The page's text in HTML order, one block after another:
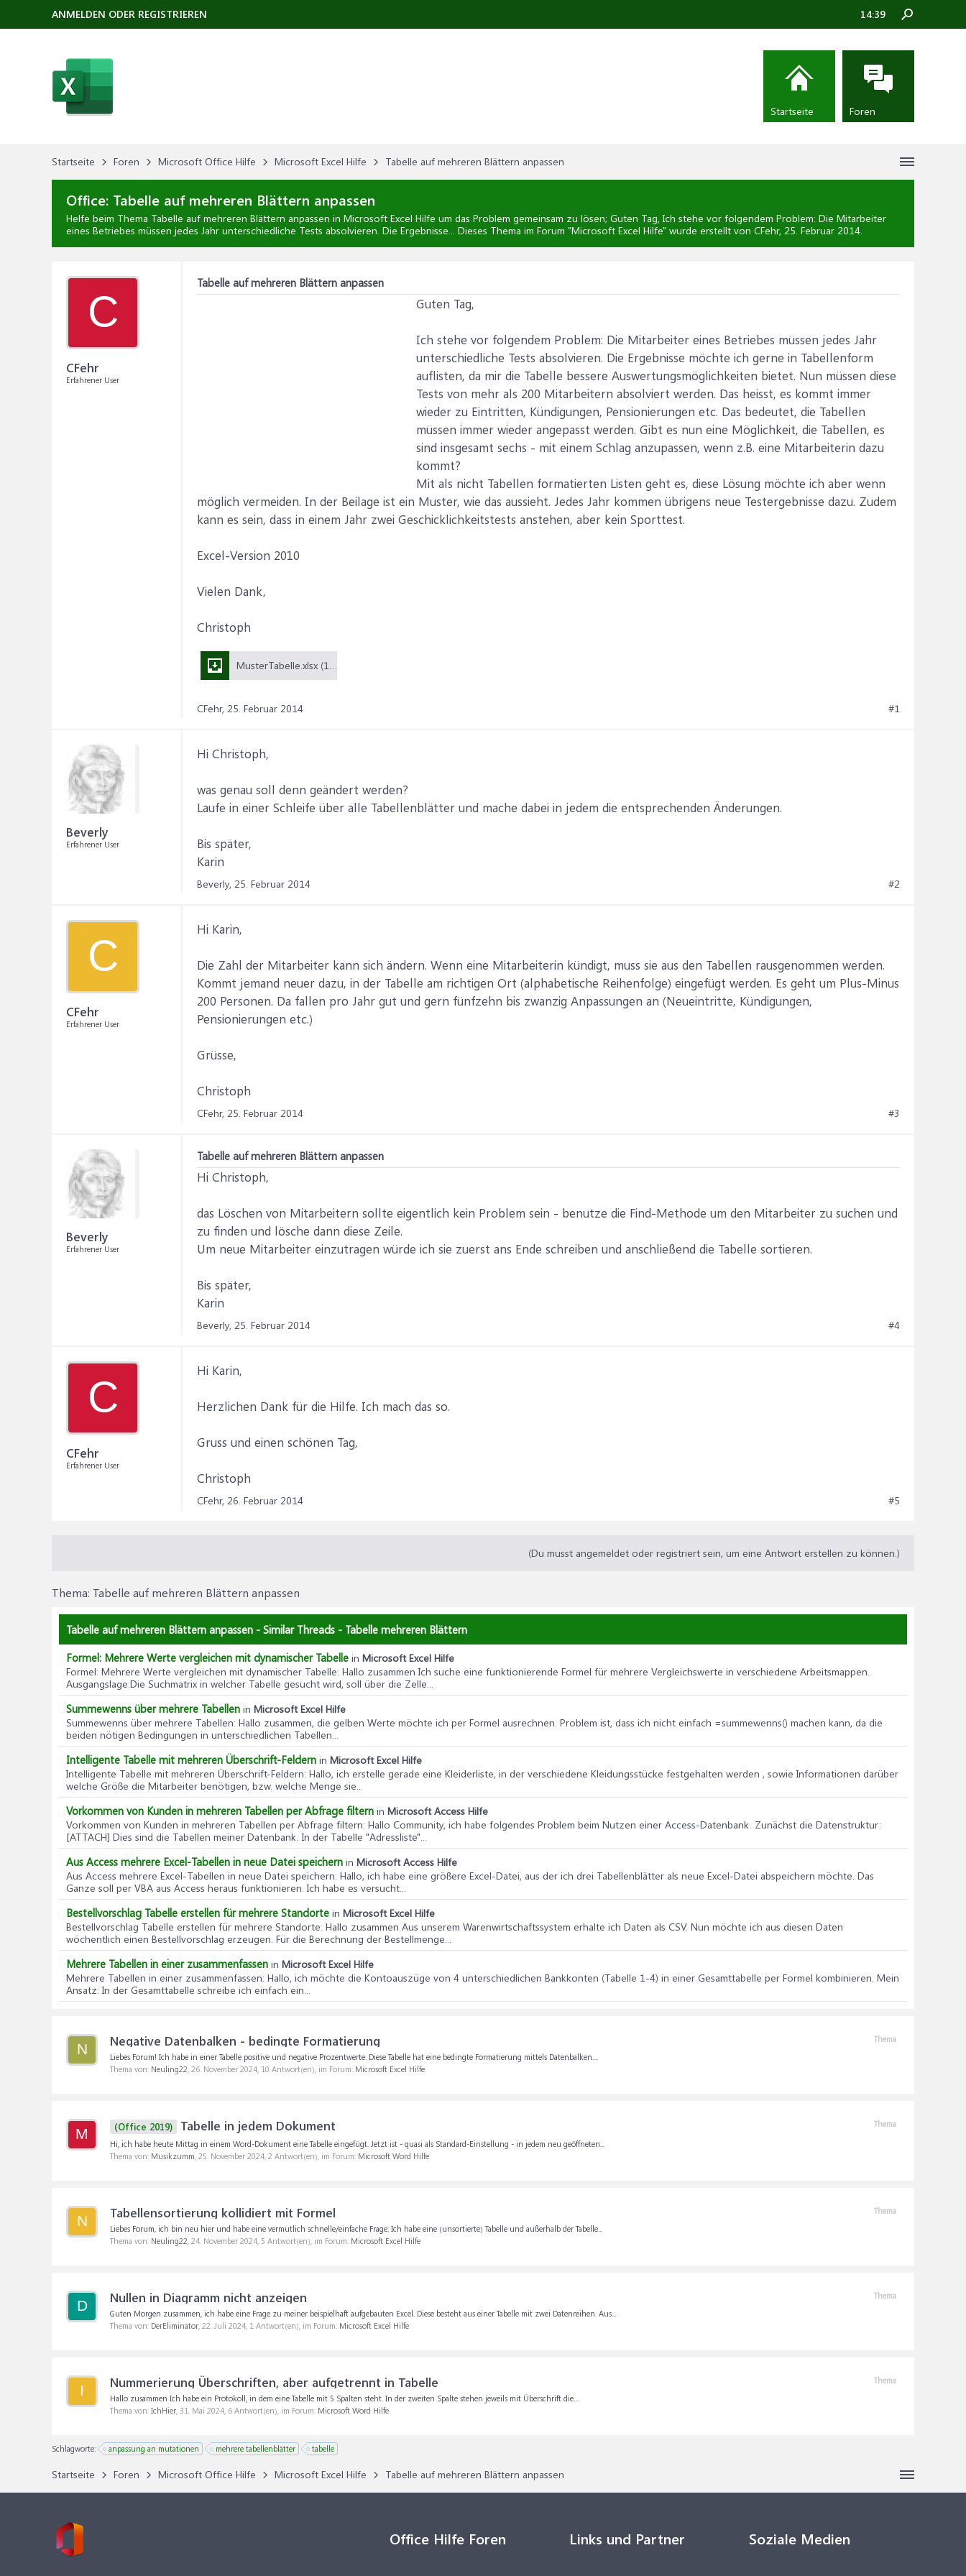
Startseite Foren Microsoft Office Hilfe Microsoft Excel Hilfe Tabelle auf mehreren Blättern anpassen
Office: Tabelle auf mehreren Blättern anpassen
Helfe beim Thema Tabelle auf mehreren Blättern anpassen in Microsoft Excel Hilfe um das Problem gemeinsam zu lösen; Guten Tag, Ich stehe vor folgendem Problem: Die Mitarbeiter
eines Betriebes müssen jedes Jahr unterschiedliche Tests absolvieren. Die Ergebnisse... Dieses Thema im Forum "Microsoft Excel Hilfe" wurde erstellt von CFehr, 25. Februar 2014.
C
CFehr
Erfahrener User
Tabelle auf mehreren Blättern anpassen
Guten Tag,
Ich stehe vor folgendem Problem: Die Mitarbeiter eines Betriebes müssen jedes Jahr
unterschiedliche Tests absolvieren. Die Ergebnisse möchte ich gerne in Tabellenform
auflisten, da mir die Tabelle bessere Auswertungsmöglichkeiten bietet. Nun müssen diese
Tests von mehr als 200 Mitarbeitern absolviert werden. Das heisst, es kommt immer
wieder zu Eintritten, Kündigungen, Pensionierungen etc. Das bedeutet, die Tabellen
müssen immer wieder angepasst werden. Gibt es nun eine Möglichkeit, die Tabellen, es
sind insgesamt sechs - mit einem Schlag anzupassen, wenn z.B. eine Mitarbeiterin dazu
kommt?
Mit als nicht Tabellen formatierten Listen geht es, diese Lösung möchte ich aber wenn
möglich vermeiden. In der Beilage ist ein Muster, wie das aussieht. Jedes Jahr kommen übrigens neue Testergebnisse dazu. Zudem
kann es sein, dass in einem Jahr zwei Geschicklichkeitstests anstehen, aber kein Sporttest.
Excel-Version 2010
Vielen Dank,
Christoph
MusterTabelle.xlsx (13,8 KB)
CFehr, 25. Februar 2014 #1
Beverly
Erfahrener User
Hi Christoph,
was genau soll denn geändert werden?
Laufe in einer Schleife über alle Tabellenblätter und mache dabei in jedem die entsprechenden Änderungen.
Bis später,
Karin
Beverly, 25. Februar 2014 #2
C
CFehr
Erfahrener User
Hi Karin,
Die Zahl der Mitarbeiter kann sich ändern. Wenn eine Mitarbeiterin kündigt, muss sie aus den Tabellen rausgenommen werden.
Kommt jemand neuer dazu, in der Tabelle am richtigen Ort (alphabetische Reihenfolge) eingefügt werden. Es geht um Plus-Minus
200 Personen. Da fallen pro Jahr gut und gern fünfzehn bis zwanzig Anpassungen an (Neueintritte, Kündigungen,
Pensionierungen etc.)
Grüsse,
Christoph
CFehr, 25. Februar 2014 #3
Beverly
Erfahrener User
Tabelle auf mehreren Blättern anpassen
Hi Christoph,
das Löschen von Mitarbeitern sollte eigentlich kein Problem sein - benutze die Find-Methode um den Mitarbeiter zu suchen und
zu finden und lösche dann diese Zeile.
Um neue Mitarbeiter einzutragen würde ich sie zuerst ans Ende schreiben und anschließend die Tabelle sortieren.
Bis später,
Karin
Beverly, 25. Februar 2014 #4
C
CFehr
Erfahrener User
Hi Karin,
Herzlichen Dank für die Hilfe. Ich mach das so.
Gruss und einen schönen Tag,
Christoph
CFehr, 26. Februar 2014 #5
(Du musst angemeldet oder registriert sein, um eine Antwort erstellen zu können.)
Thema: Tabelle auf mehreren Blättern anpassen
Tabelle auf mehreren Blättern anpassen - Similar Threads - Tabelle mehreren Blättern
Formel: Mehrere Werte vergleichen mit dynamischer Tabelle in Microsoft Excel Hilfe
Formel: Mehrere Werte vergleichen mit dynamischer Tabelle: Hallo zusammen Ich suche eine funktionierende Formel für mehrere Vergleichswerte in verschiedene Arbeitsmappen.
Ausgangslage:Die Suchmatrix in welcher Tabelle gesucht wird, soll über die Zelle...
Summewenns über mehrere Tabellen in Microsoft Excel Hilfe
Summewenns über mehrere Tabellen: Hallo zusammen, die gelben Werte möchte ich per Formel ausrechnen. Problem ist, dass ich nicht einfach =summewenns() machen kann, da die
beiden nötigen Bedingungen in unterschiedlichen Tabellen...
Intelligente Tabelle mit mehreren Überschrift-Feldern in Microsoft Excel Hilfe
Intelligente Tabelle mit mehreren Überschrift-Feldern: Hallo, ich erstelle gerade eine Kleiderliste, in der verschiedene Kleidungsstücke festgehalten werden , sowie Informationen darüber
welche Größe die Mitarbeiter benötigen, bzw. welche Menge sie...
Vorkommen von Kunden in mehreren Tabellen per Abfrage filtern in Microsoft Access Hilfe
Vorkommen von Kunden in mehreren Tabellen per Abfrage filtern: Hallo Community, ich habe folgendes Problem beim Nutzen einer Access-Datenbank. Zunächst die Datenstruktur:
[ATTACH] Dies sind die Tabellen meiner Datenbank. In der Tabelle "Adressliste"...
Aus Access mehrere Excel-Tabellen in neue Datei speichern in Microsoft Access Hilfe
Aus Access mehrere Excel-Tabellen in neue Datei speichern: Hallo, ich habe eine größere Excel-Datei, aus der ich drei Tabellenblätter als neue Excel-Datei abspeichern möchte. Das
Ganze soll per VBA aus Access heraus funktionieren. Ich habe es versucht...
Bestellvorschlag Tabelle erstellen für mehrere Standorte in Microsoft Excel Hilfe
Bestellvorschlag Tabelle erstellen für mehrere Standorte: Hallo zusammen Aus unserem Warenwirtschaftssystem erhalte ich Daten als CSV. Nun möchte ich aus diesen Daten
wöchentlich einen Bestellvorschlag erzeugen. Für die Berechnung der Bestellmenge...
Mehrere Tabellen in einer zusammenfassen in Microsoft Excel Hilfe
Mehrere Tabellen in einer zusammenfassen: Hallo, ich möchte die Kontoauszüge von 4 unterschiedlichen Bankkonten (Tabelle 1-4) in einer Gesamttabelle per Formel kombinieren. Mein
Ansatz: In der Gesamttabelle schreibe ich einfach ein...
N
Thema
Negative Datenbalken - bedingte Formatierung
Liebes Forum! Ich habe in einer Tabelle positive und negative Prozentwerte. Diese Tabelle hat eine bedingte Formatierung mittels Datenbalken....
Thema von: Neuling22, 26. November 2024, 10 Antwort(en), im Forum: Microsoft Excel Hilfe
M
Thema
(Office 2019) Tabelle in jedem Dokument
Hi, ich habe heute Mittag in einem Word-Dokument eine Tabelle eingefügt. Jetzt ist - quasi als Standard-Einstellung - in jedem neu geöffneten...
Thema von: Musikzumm, 25. November 2024, 2 Antwort(en), im Forum: Microsoft Word Hilfe
N
Thema
Tabellensortierung kollidiert mit Formel
Liebes Forum, ich bin neu hier und habe eine vermutlich schnelle/einfache Frage: Ich habe eine (unsortierte) Tabelle und außerhalb der Tabelle...
Thema von: Neuling22, 24. November 2024, 5 Antwort(en), im Forum: Microsoft Excel Hilfe
D
Thema
Nullen in Diagramm nicht anzeigen
Guten Morgen zusammen, ich habe eine Frage zu meiner beispielhaft aufgebauten Excel. Diese besteht aus einer Tabelle mit zwei Datenreihen. Aus...
Thema von: DerEliminator, 22. Juli 2024, 1 Antwort(en), im Forum: Microsoft Excel Hilfe
I
Thema
Nummerierung Überschriften, aber aufgetrennt in Tabelle
Hallo zusammen Ich habe ein Protokoll, in dem eine Tabelle mit 5 Spalten steht. In der zweiten Spalte stehen jeweils mit Überschrift die...
Thema von: IchHier, 31. Mai 2024, 6 Antwort(en), im Forum: Microsoft Word Hilfe
Schlagworte: anpassung an mutationen mehrere tabellenblätter tabelle
Startseite Foren Microsoft Office Hilfe Microsoft Excel Hilfe Tabelle auf mehreren Blättern anpassen
ANMELDEN ODER REGISTRIEREN 14:39
Startseite Foren
Office Hilfe Foren Links und Partner Soziale Medien